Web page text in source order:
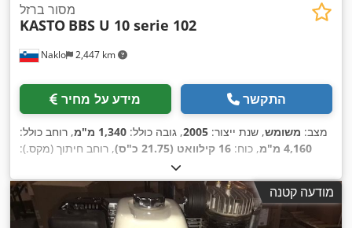
Naklo 2,447 km
מסור ברזל
KASTO BBS U 10 serie 102
מידע על מחיר התקשר
מצב: משומש, שנת ייצור: 2005, גובה כולל: 1,340 מ"מ
, רוחב כולל:
4,160 מ"מ
, כוח: 16 קילוואט (21.75 כ"ס)
, רוחב חיתוך (מקס.):
1,060 מ"מ
מודעה קטנה